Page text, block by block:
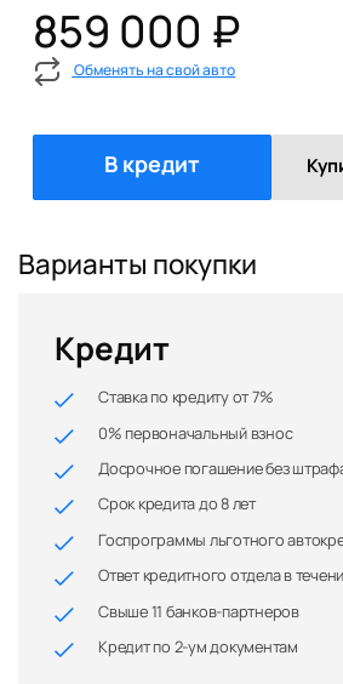
859 000 ₽
Обменять на свой авто
В кредит
Варианты покупки
Кредит
Ставка по кредиту от 7%
0% первоначальный взнос
Досрочное погашение без
Срок кредита до 8 лет
Госпрограммы льготного
Ответ кредитного отдела в
Свыше 11 банков-партнеров
Кредит по 2-ум документам